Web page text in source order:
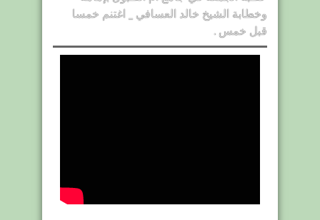
وخطابة الشيخ خالد العسافي _ اغتنم خمسا
قبل خمس .